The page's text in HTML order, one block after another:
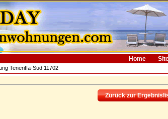
Home
Teneriffa-Süd 11702
Zurück zur